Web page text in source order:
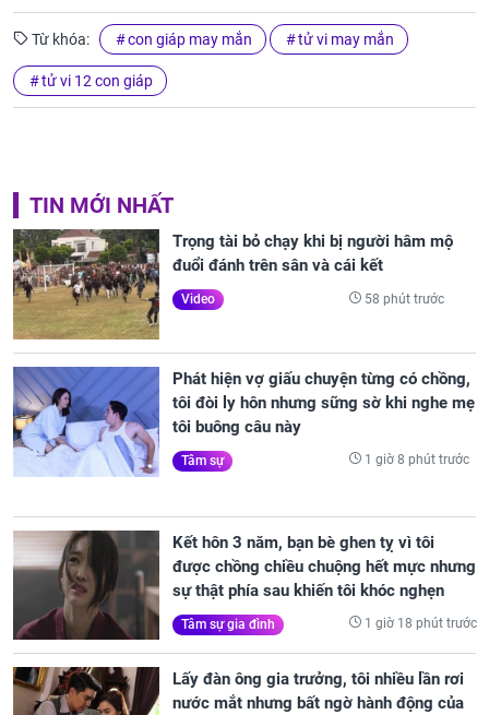
Từ khóa: con giáp may mắn tử vi may mắn
tử vi 12 con giáp
TIN MỚI NHẤT
Trọng tài bỏ chạy khi bị người hâm mộ
đuổi đánh trên sân và cái kết
Video 58 phút trước
Phát hiện vợ giấu chuyện từng có chồng,
tôi đòi ly hôn nhưng sững sờ khi nghe mẹ
tôi buông câu này
Tâm sự 1 giờ 8 phút trước
Kết hôn 3 năm, bạn bè ghen tỵ vì tôi
được chồng chiều chuộng hết mực nhưng
sự thật phía sau khiến tôi khóc nghẹn
Tâm sự gia đình 1 giờ 18 phút trước
Lấy đàn ông gia trưởng, tôi nhiều lần rơi
nước mắt nhưng bất ngờ hành động của